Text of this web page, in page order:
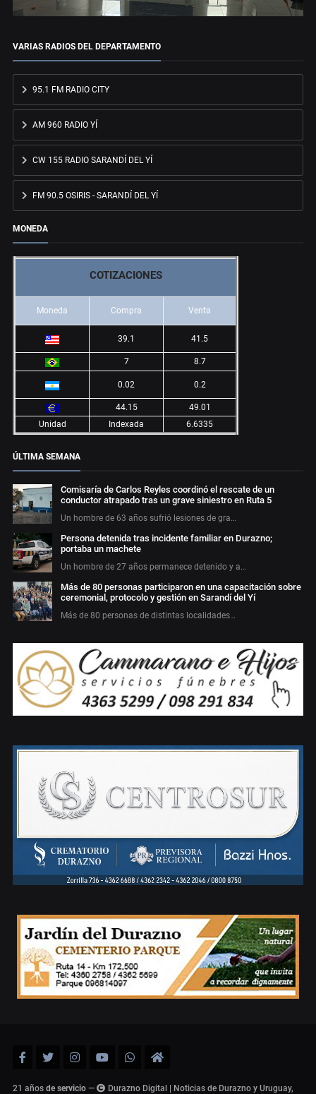
VARIAS RADIOS DEL DEPARTAMENTO
95.1 FM RADIO CITY
AM 960 RADIO YÍ
CW 155 RADIO SARANDÍ DEL YÍ
FM 90.5 OSIRIS - SARANDÍ DEL YÍ
MONEDA
COTIZACIONES
Moneda Compra Venta
39.1 41.5
7 8.7
0.02 0.2
44.15
49.01
Unidad
Indexada 6.6335
ÚLTIMA SEMANA
Comisaría de Carlos Reyles coordinó el rescate de un
conductor atrapado tras un grave siniestro en Ruta 5
Un hombre de 63 años sufrió lesiones de gra…
Persona detenida tras incidente familiar en Durazno;
portaba un machete
Un hombre de 27 años permanece detenido y a…
Más de 80 personas participaron en una capacitación sobre
ceremonial, protocolo y gestión en Sarandí del Yí
Más de 80 personas de distintas localidades…
21 años de servicio — Durazno Digital | Noticias de Durazno y Uruguay,